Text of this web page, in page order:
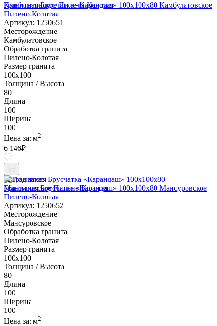
Гранитная Брусчатка «Карандаш» 100х100x80 Камбулатовское
Пилено-Колотая
Артикул: 1250651
Месторождение
Камбулатовское
Обработка гранита
Пилено-Колотая
Размер гранита
100х100
Толщина / Высота
80
Длина
100
Ширина
100
Цена за: м2
6 146₽
Под заказ
Гранитная Брусчатка «Карандаш» 100х100x80 Мансуровское
Пилено-Колотая
Артикул: 1250652
Месторождение
Мансуровское
Обработка гранита
Пилено-Колотая
Размер гранита
100х100
Толщина / Высота
80
Длина
100
Ширина
100
Цена за: м2